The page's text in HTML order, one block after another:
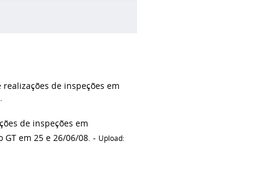
de inspeções em
de inspeções em
em 25 e 26/06/08. - Upload: